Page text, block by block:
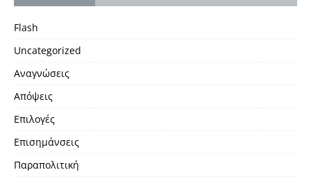
Flash
Uncategorized
Αναγνώσεις
Απόψεις
Επιλογές
Επισημάνσεις
Παραπολιτική